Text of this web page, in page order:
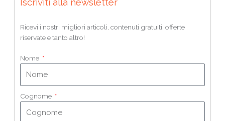
Ricevi i nostri migliori articoli, contenuti gratuiti, offerte
riservate e tanto altro!
Nome
Cognome